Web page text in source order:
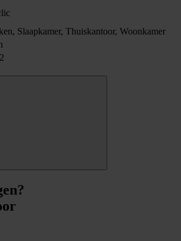
Slaapkamer, Thuiskantoor, Woonkamer